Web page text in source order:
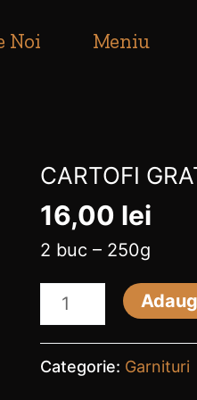
Noi Meniu
CARTOFI
16,00 lei
2 buc – 250g
Cantitate
CARTOFI
GRATINATI
Categorie: Garnituri
10:00-23:00!